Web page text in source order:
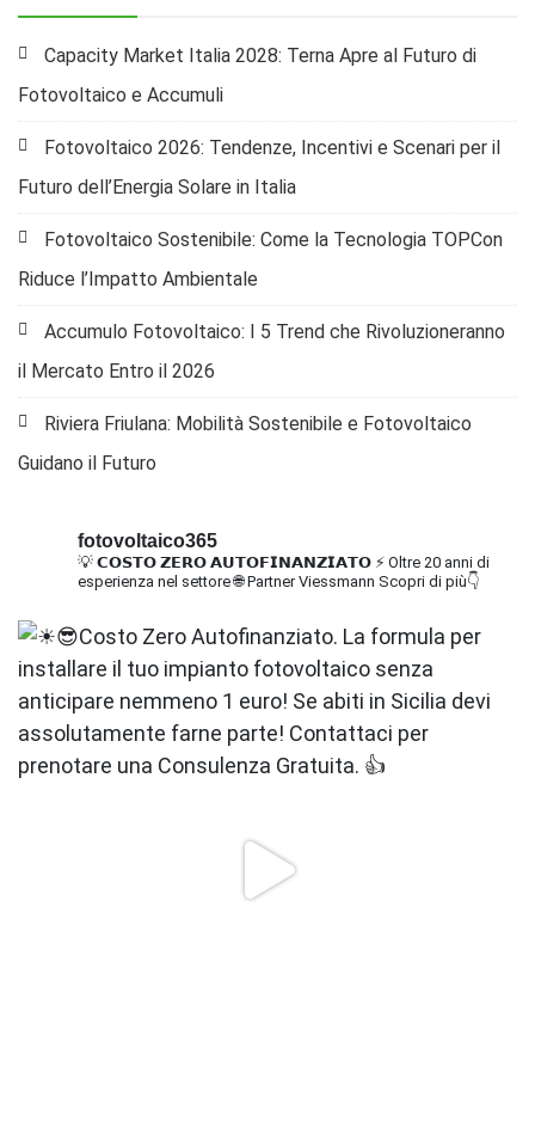
Capacity Market Italia 2028: Terna Apre al Futuro di
Fotovoltaico e Accumuli
Fotovoltaico 2026: Tendenze, Incentivi e Scenari per il
Futuro dell’Energia Solare in Italia
Fotovoltaico Sostenibile: Come la Tecnologia TOPCon
Riduce l’Impatto Ambientale
Accumulo Fotovoltaico: I 5 Trend che Rivoluzioneranno
il Mercato Entro il 2026
Riviera Friulana: Mobilità Sostenibile e Fotovoltaico
Guidano il Futuro
fotovoltaico365
💡 𝗖𝗢𝗦𝗧𝗢 𝗭𝗘𝗥𝗢 𝗔𝗨𝗧𝗢𝗙𝗜𝗡𝗔𝗡𝗭𝗜𝗔𝗧𝗢 ⚡ Oltre 20 anni di
esperienza nel settore🌐 Partner Viessmann Scopri di più👇